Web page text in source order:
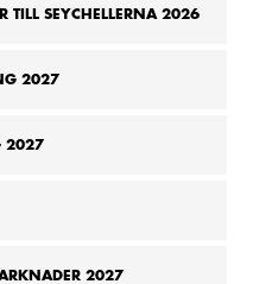
TILL SEYCHELLERNA 2026
2027
2027
2027